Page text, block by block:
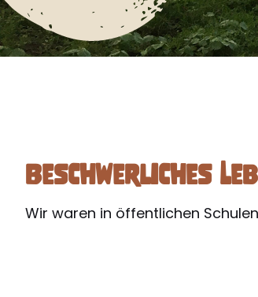
Beschwerliches
Wir waren in öffentlichen